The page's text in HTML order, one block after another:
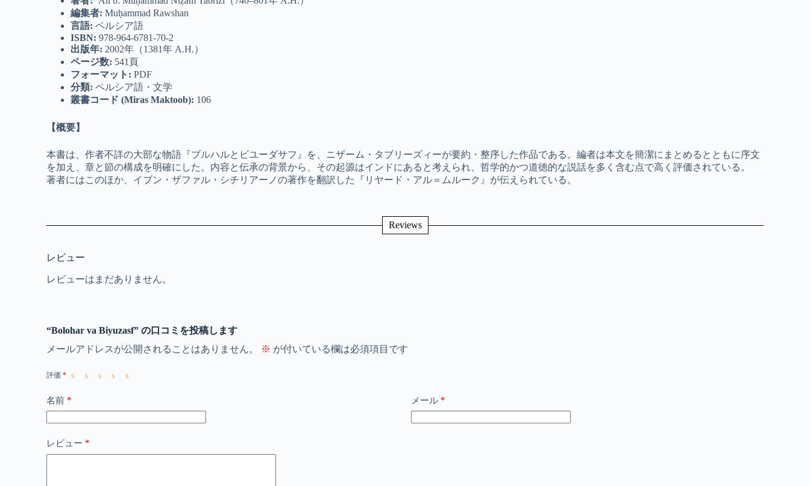
編集者: Muḥammad Rawshan
言語: ペルシア語
ISBN: 978-964-6781-70-2
出版年: 2002年（1381年 A.H.）
ページ数: 541頁
フォーマット : PDF
分類: ペルシア語・文学
叢書コード (Miras Maktoob): 106
【概要】
本書は、作者不詳の大部な物語『ブルハルとビユーダサフ』を、ニザーム・タブリーズィーが要約・整序した作品である。編者は本文を簡潔にまとめるとともに序文
を加え、章と節の構成を明確にした。内容と伝承の背景から、その起源はインドにあると考えられ、哲学的かつ道徳的な説話を多く含む点で高く評価されている。
著者にはこのほか、イブン・ザファル・シチリアーノの著作を翻訳した『リヤード・アル＝ムルーク』が伝えられている。
Reviews
レビュー
レビューはまだありません。
“Bolohar va Biyuzasf” の口コミを投稿します
メールアドレスが公開されることはありません。
※ が付いている欄は必須項目です
評価*
名前 * メール *
レビュー *